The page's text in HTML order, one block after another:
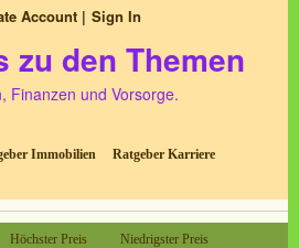
Account Sign In
zu den Themen
Finanzen und Vorsorge.
Immobilien
Ratgeber Karriere
Höchster Preis Niedrigster Preis